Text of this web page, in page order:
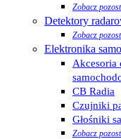
Zobacz
Detektory
Zobacz
Elektronika
Akcesoria
CB Radia
Czujniki
Głośniki
Zobacz